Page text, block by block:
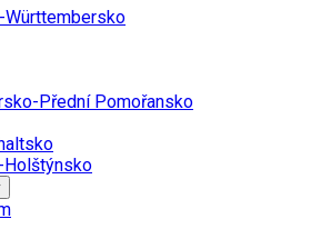
Württembersko
Přední Pomořansko